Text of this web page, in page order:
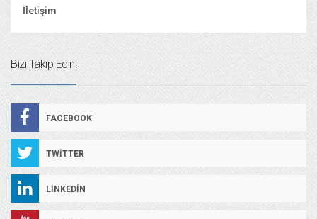
İletişim
Bizi Takip Edin!
FACEBOOK
TWITTER
LINKEDIN